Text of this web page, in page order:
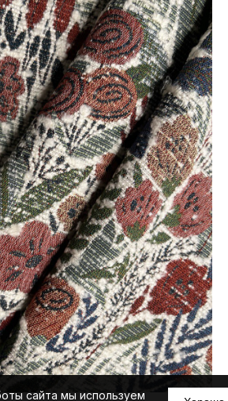
сайта мы используем